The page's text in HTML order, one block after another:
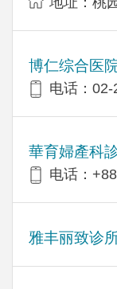
博仁综合医
电话：02-
華育婦產科
电话：
雅丰丽致诊